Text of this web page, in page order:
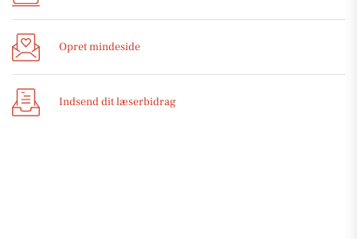
Opret mindeside
Indsend dit læserbidrag